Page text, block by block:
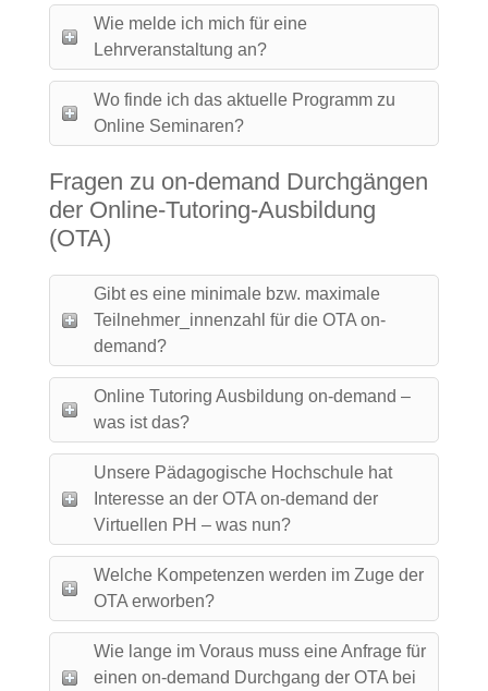
Wie melde ich mich für eine
Lehrveranstaltung an?
Wo finde ich das aktuelle Programm zu
Online Seminaren?
Fragen zu on-demand Durchgängen
der Online-Tutoring-Ausbildung
(OTA)
Gibt es eine minimale bzw. maximale
Teilnehmer_innenzahl für die OTA on-
demand?
Online Tutoring Ausbildung on-demand –
was ist das?
Unsere Pädagogische Hochschule hat
Interesse an der OTA on-demand der
Virtuellen PH – was nun?
Welche Kompetenzen werden im Zuge der
OTA erworben?
Wie lange im Voraus muss eine Anfrage für
einen on-demand Durchgang der OTA bei